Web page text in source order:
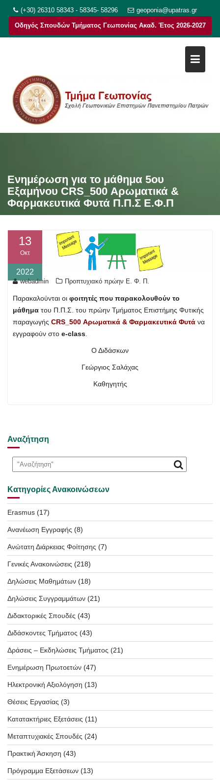
στο
περιεχόμενο
(+30) 26310 58343 - 58345- 58296 geoponia@upatras.gr
Οδηγός Σπουδών Τμήματος Γεωπονίας Ακαδ. Έτος 2026-2027
Ενημέρωση για το μάθημα 5ου
Εξαμήνου CRS_500 Αρωματικά &
Φαρμακευτικά Φυτά Π.Π.Σ Ε.Φ.Π
13
Οκτ
2022
webadmin Προπτυχιακό πρώην Ε. Φ. Π.
Παρακαλούνται οι φοιτητές που παρακολουθούν το
μάθημα του Π.Π.Σ. του πρώην Τμήματος Επιστήμης Φυτικής
παραγωγής CRS_500 Αρωματικά & Φαρμακευτικά Φυτά να
εγγραφούν στο e-class
Ο Διδάσκων
Γεώργιος Σαλάχας
Καθηγητής
Αναζήτηση
Κατηγορίες Ανακοινώσεων
Erasmus (17)
Ανανέωση Εγγραφής (8)
Ανώτατη Διάρκειας Φοίτησης (7)
Γενικές Ανακοινώσεις (218)
Δηλώσεις Μαθημάτων (18)
Δηλώσεις Συγγραμμάτων (21)
Διδακτορικές Σπουδές (43)
Διδάσκοντες Τμήματος (43)
Δράσεις – Εκδηλώσεις Τμήματος (21)
Ενημέρωση Πρωτοετών (47)
Ηλεκτρονική Αξιολόγηση (13)
Θέσεις Εργασίας (3)
Κατατακτήριες Εξετάσεις (11)
Μεταπτυχιακές Σπουδές (24)
Πρακτική Άσκηση (43)
Πρόγραμμα Εξετάσεων (13)